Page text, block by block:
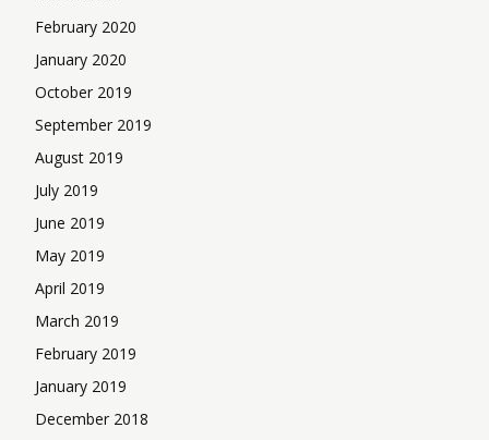
February 2020
January 2020
October 2019
September 2019
August 2019
July 2019
June 2019
May 2019
April 2019
March 2019
February 2019
January 2019
December 2018